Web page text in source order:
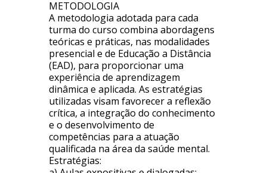
METODOLOGIA
A metodologia adotada para cada
turma do curso combina abordagens
teóricas e práticas, nas modalidades
presencial e de Educação a Distância
(EAD), para proporcionar uma
experiência de aprendizagem
dinâmica e aplicada. As estratégias
utilizadas visam favorecer a reflexão
crítica, a integração do conhecimento
e o desenvolvimento de
competências para a atuação
qualificada na área da saúde mental.
Estratégias: